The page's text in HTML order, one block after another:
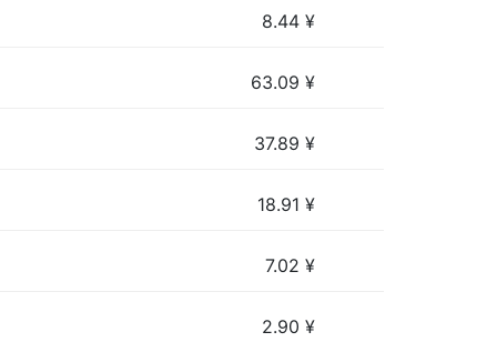
8.44 ¥
63.09 ¥
37.89 ¥
18.91 ¥
7.02 ¥
2.90 ¥